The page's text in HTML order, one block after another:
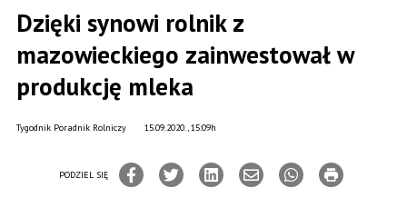
Dzięki synowi rolnik z
mazowieckiego zainwestował w
produkcję mleka
15.09.2020., 15:09h
Tygodnik Poradnik Rolniczy
PODZIEL SIĘ